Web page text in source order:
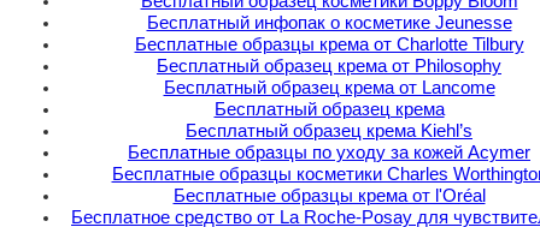
Бесплатный инфопак о косметике Jeunesse
Бесплатные образцы крема от Charlotte Tilbury
Бесплатный образец крема от Philosophy
Бесплатный образец крема от Lancome
Бесплатный образец крема
Бесплатный образец крема Kiehl’s
Бесплатные образцы по уходу за кожей Acymer
Бесплатные образцы косметики Charles
Бесплатные образцы крема от l'Oréal
Бесплатное средство от La Roche-Posay для